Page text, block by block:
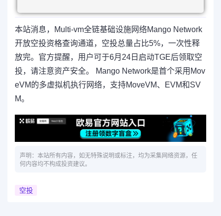
本站消息，Multi-vm全链基础设施网络Mango Network
开放空投资格查询通道，空投总量占比5%，一次性释
放完。官方提醒，用户可于6月24日启动TGE后领取空
投，请注意资产安全。 Mango Network是首个采用Mov
eVM的多虚拟机执行网络，支持MoveVM、EVM和SV
M。
声明：本站所有内容，如无特殊说明或标注，均为采集网络资源，任
何内容均不构成投资建议。
空投